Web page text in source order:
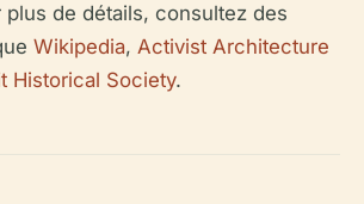
plus de détails, consultez des
Wikipedia, Activist Architecture
Historical Society.